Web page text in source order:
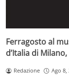
Ferragosto al
d’Italia di
Redazione Ago 8,